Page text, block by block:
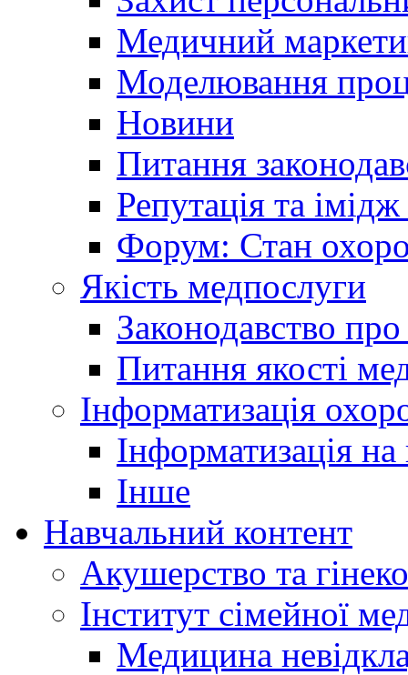
Медичний
Моделювання
Новини
Питання
Репутація та
Форум: Стан
Якість медпослуги
Законодавство
Питання якості
Інформатизація
Інформатизація
Інше
Навчальний контент
Акушерство та
Інститут сімейної
Медицина